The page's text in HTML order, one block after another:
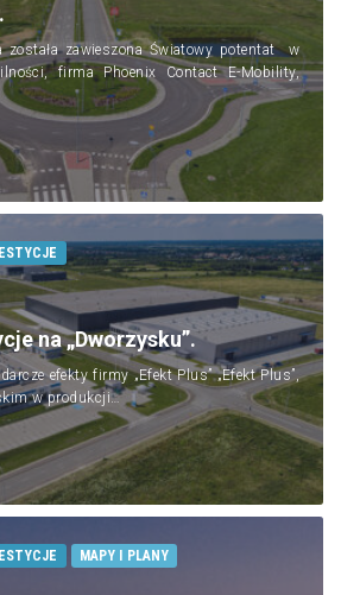
zawieszona Światowy potentat w
firma Phoenix Contact E-Mobility,
na „Dworzysku”.
efekty firmy „Efekt Plus” „Efekt Plus”,
w produkcji…
MAPY I PLANY